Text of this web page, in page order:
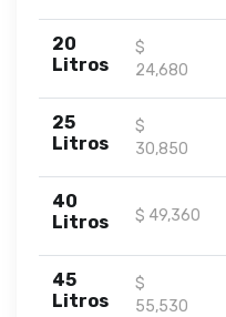
20
Litros
$
24,680
25
Litros
$
30,850
40
Litros
$ 49,360
45
Litros
$
55,530